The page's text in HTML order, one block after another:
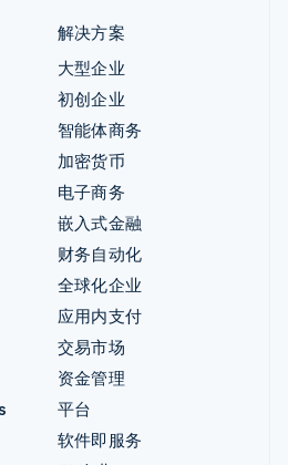
解决方案
大型企业
初创企业
智能体商务
加密货币
电子商务
嵌入式金融
财务自动化
全球化企业
应用内支付
交易市场
资金管理
平台
软件即服务